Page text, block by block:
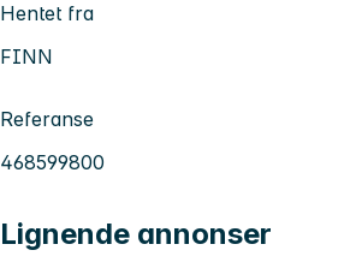
Hentet fra
FINN
Referanse
468599800
Lignende annonser